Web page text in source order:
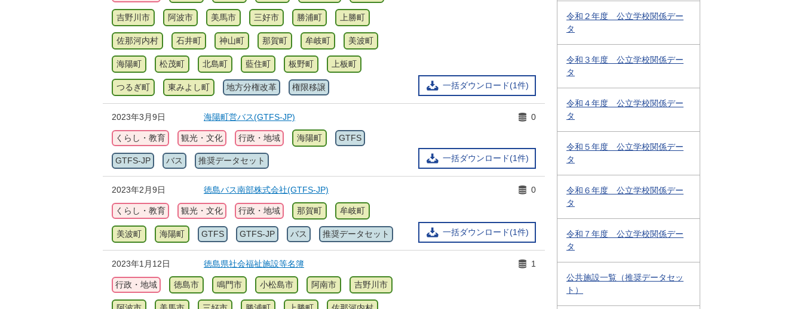
一括ダウンロード(1件)
吉野川市 阿波市 美馬市 三好市 勝浦町 上勝町
佐那河内村 石井町 神山町 那賀町 牟岐町 美波町
海陽町 松茂町 北島町 藍住町 板野町 上板町
つるぎ町 東みよし町 地方分権改革 権限移譲
2023年3月9日 海陽町営バス(GTFS-JP)
一括ダウンロード(1件)
0
くらし・教育 観光・文化 行政・地域 海陽町 GTFS
GTFS-JP バス 推奨データセット
2023年2月9日 徳島バス南部株式会社(GTFS-JP)
一括ダウンロード(1件)
0
くらし・教育 観光・文化 行政・地域 那賀町 牟岐町
美波町 海陽町 GTFS GTFS-JP バス 推奨データセット
2023年1月12日 徳島県社会福祉施設等名簿 1
行政・地域 徳島市 鳴門市 小松島市 阿南市 吉野川市
令和２年度 公立学校関係デー
タ
令和３年度 公立学校関係デー
タ
令和４年度 公立学校関係デー
タ
令和５年度 公立学校関係デー
タ
令和６年度 公立学校関係デー
タ
令和７年度 公立学校関係デー
タ
公共施設一覧（推奨データセッ
ト）